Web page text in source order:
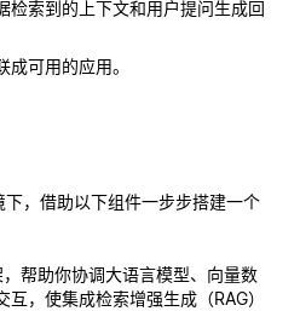
检索到的上下文和用户提问生成回
可用的应用。
，借助以下组件一步步搭建一个
帮助你协调大语言模型、向量数
，使集成检索增强生成（RAG）